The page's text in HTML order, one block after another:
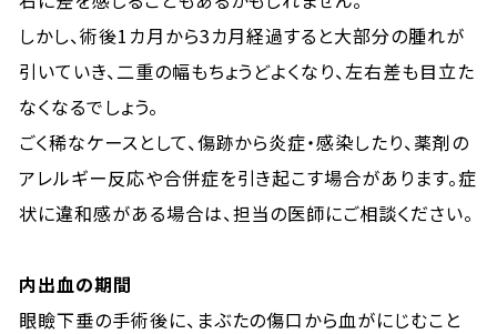
しかし、術後1カ月から3カ月経過すると大部分の腫れが
引いていき、二重の幅もちょうどよくなり、左右差も目立た
なくなるでしょう。
ごく稀なケースとして、傷跡から炎症・感染したり、薬剤の
アレルギー反応や合併症を引き起こす場合があります。症
状に違和感がある場合は、担当の医師にご相談ください。
内出血の期間
眼瞼下垂の手術後に、まぶたの傷口から血がにじむこと